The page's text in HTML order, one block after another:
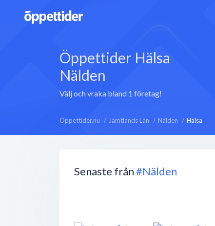
Öppettider Hälsa
Nälden
Välj och vraka bland 1 företag!
Öppettider.nu Jämtlands Län Nälden Hälsa
Senaste från#Nälden